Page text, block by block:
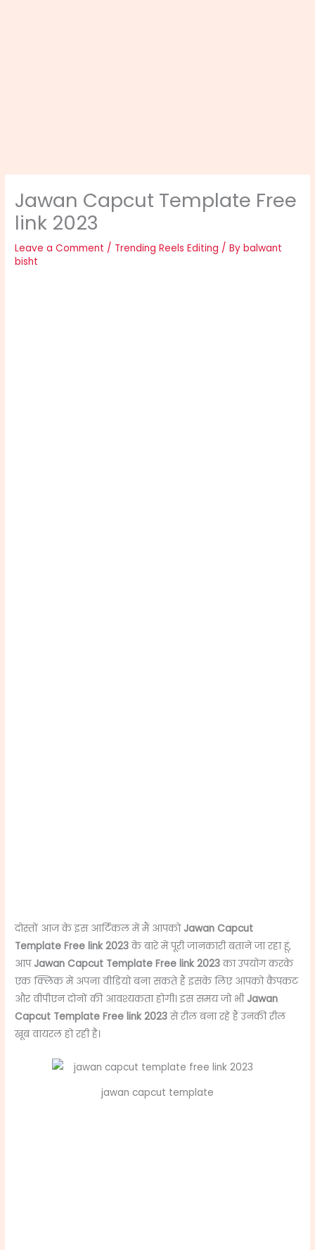
Jawan Capcut Template Free
link 2023
Leave a Comment / Trending Reels Editing / Bybalwant
bisht
दोस्तों आज के इस आर्टिकल में मैं आपको Jawan Capcut
Template Free link 2023के बारे में पूरी जानकारी बताने जा रहा हूं,
आप Jawan Capcut Template Free link 2023का उपयोग करके
एक क्लिक में अपना वीडियो बना सकते हैं इसके लिए आपको कैपकट
और वीपीएन दोनों की आवश्यकता होगी। इस समय जो भी Jawan
Capcut Template Free link 2023 से रील बना रहे हैं उनकी रील
खूब वायरल हो रही है।
jawan capcut template